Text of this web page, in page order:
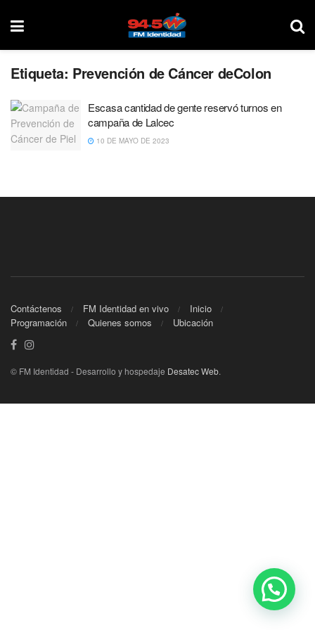
Etiqueta: Prevención de Cáncer deColon
Escasa cantidad de gente reservó turnos en
campaña de Lalcec
10 DE MAYO DE 2023
Contáctenos FM Identidad en vivo
Inicio
Programación
Quienes somos Ubicación
© FM Identidad - Desarrollo y hospedaje Desatec Web.